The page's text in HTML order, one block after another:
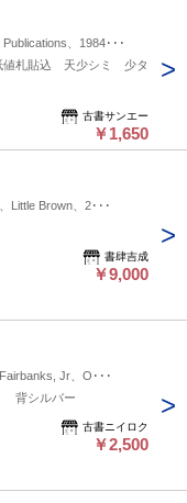
、1984･･･
値札貼込 天少シミ 少タ
古書サンエー
￥1,650
Little Brown、2･･･
書肆吉成
￥9,000
Jr、O･･･
背シルバー
古書ニイロク
￥2,500